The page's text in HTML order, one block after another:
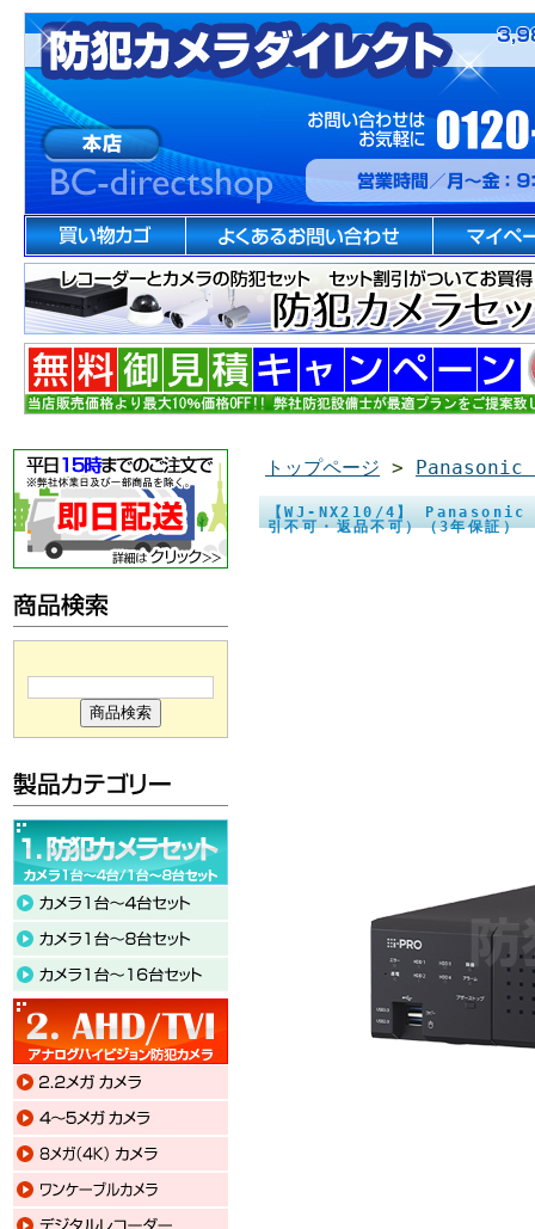
トップページ > Panasonic
【WJ-NX210/4】 Panasonic
引不可・返品不可）（3年保証）